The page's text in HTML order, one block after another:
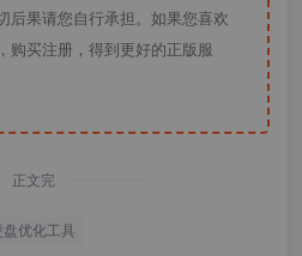
后果请您自行承担。如果您喜欢
购买注册，得到更好的正版服
正文完
优化工具